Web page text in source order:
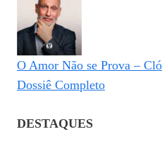
O Amor Não se Prova –
Dossiê Completo
DESTAQUES